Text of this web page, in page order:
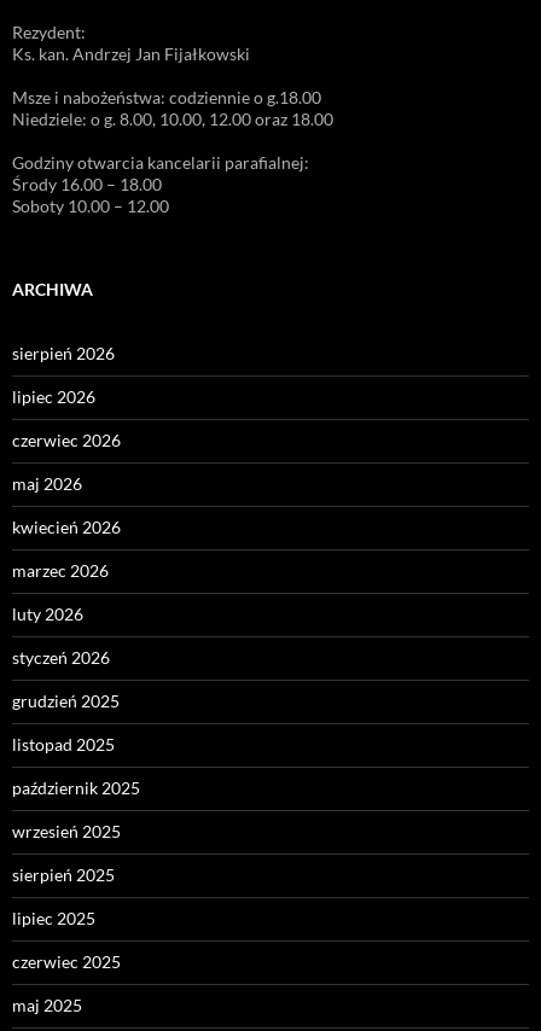
Rezydent:
Ks. kan. Andrzej Jan Fijałkowski
Msze i nabożeństwa: codziennie o g.18.00
Niedziele: o g. 8.00, 10.00, 12.00 oraz 18.00
Godziny otwarcia kancelarii parafialnej:
Środy 16.00 – 18.00
Soboty 10.00 – 12.00
ARCHIWA
sierpień 2026
lipiec 2026
czerwiec 2026
maj 2026
kwiecień 2026
marzec 2026
luty 2026
styczeń 2026
grudzień 2025
listopad 2025
październik 2025
wrzesień 2025
sierpień 2025
lipiec 2025
czerwiec 2025
maj 2025